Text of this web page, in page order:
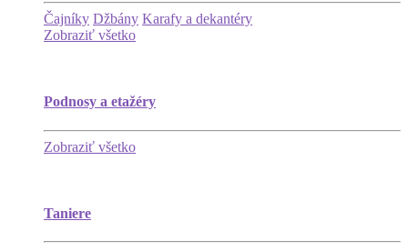
Čajníky Džbány Karafy a dekantéry
Zobraziť všetko
Podnosy a etažéry
Zobraziť všetko
Taniere